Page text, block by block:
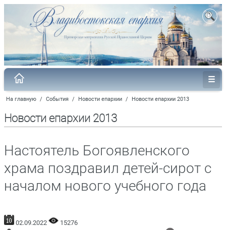
На главную / События / Новости епархии / Новости епархии 2013
Новости епархии 2013
Настоятель Богоявленского
храма поздравил детей-сирот с
началом нового учебного года
02.09.2022
15276